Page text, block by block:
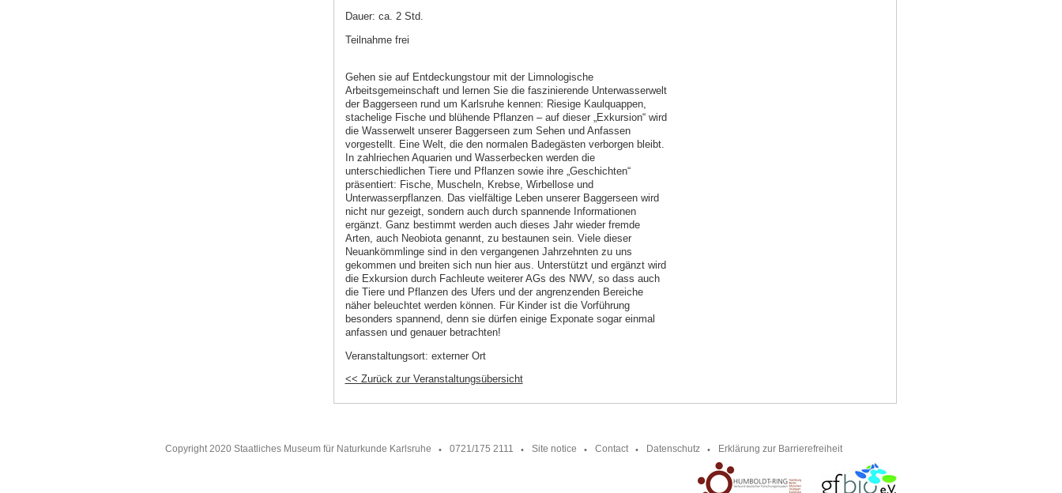
Dauer: ca. 2 Std.
Teilnahme frei
Gehen sie auf Entdeckungstour mit der Limnologische
Arbeitsgemeinschaft und lernen Sie die faszinierende Unterwasserwelt
der Baggerseen rund um Karlsruhe kennen: Riesige Kaulquappen,
stachelige Fische und blühende Pflanzen – auf dieser „Exkursion“ wird
die Wasserwelt unserer Baggerseen zum Sehen und Anfassen
vorgestellt. Eine Welt, die den normalen Badegästen verborgen bleibt.
In zahlriechen Aquarien und Wasserbecken werden die
unterschiedlichen Tiere und Pflanzen sowie ihre „Geschichten“
präsentiert: Fische, Muscheln, Krebse, Wirbellose und
Unterwasserpflanzen. Das vielfältige Leben unserer Baggerseen wird
nicht nur gezeigt, sondern auch durch spannende Informationen
ergänzt. Ganz bestimmt werden auch dieses Jahr wieder fremde
Arten, auch Neobiota genannt, zu bestaunen sein. Viele dieser
Neuankömmlinge sind in den vergangenen Jahrzehnten zu uns
gekommen und breiten sich nun hier aus. Unterstützt und ergänzt wird
die Exkursion durch Fachleute weiterer AGs des NWV, so dass auch
die Tiere und Pflanzen des Ufers und der angrenzenden Bereiche
näher beleuchtet werden können. Für Kinder ist die Vorführung
besonders spannend, denn sie dürfen einige Exponate sogar einmal
anfassen und genauer betrachten!
Veranstaltungsort: externer Ort
<< Zurück zur Veranstaltungsübersicht
Copyright 2020 Staatliches Museum für Naturkunde Karlsruhe 0721/175 2111 Site notice Contact Datenschutz Erklärung zur Barrierefreiheit